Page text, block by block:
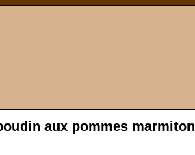
aux pommes marmiton